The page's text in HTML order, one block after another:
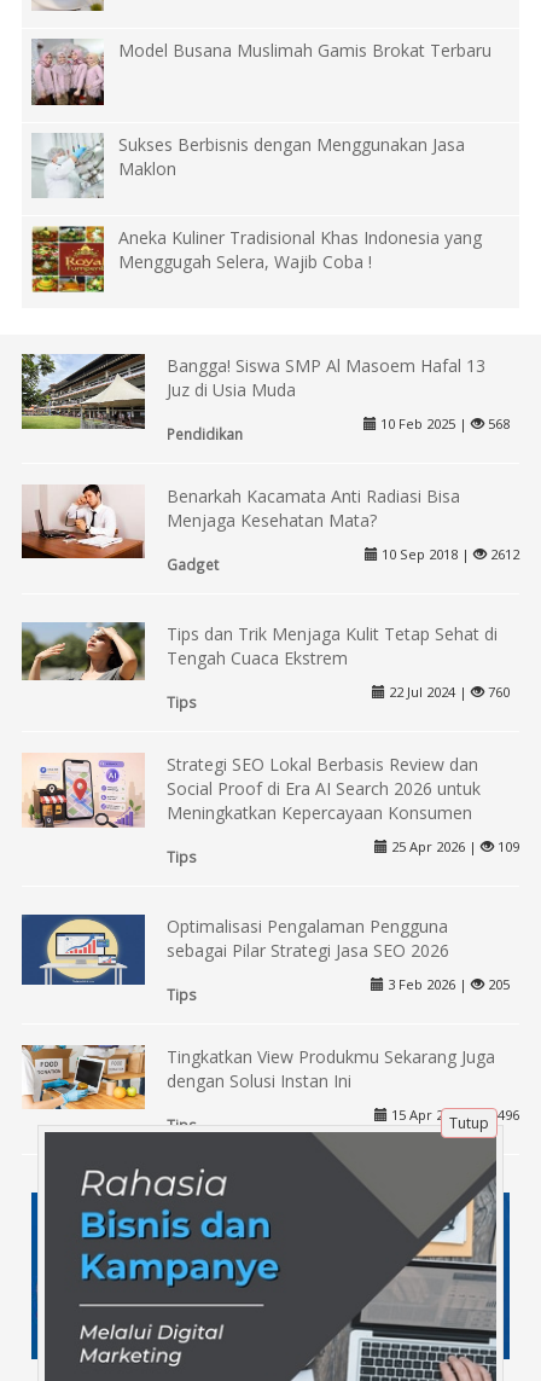
Model Busana Muslimah Gamis Brokat Terbaru
Sukses Berbisnis dengan Menggunakan Jasa
Maklon
Aneka Kuliner Tradisional Khas Indonesia yang
Menggugah Selera, Wajib Coba !
Bangga! Siswa SMP Al Masoem Hafal 13
Juz di Usia Muda
Pendidikan
10 Feb 2025 | 568
Benarkah Kacamata Anti Radiasi Bisa
Menjaga Kesehatan Mata?
Gadget
10 Sep 2018 | 2612
Tips dan Trik Menjaga Kulit Tetap Sehat di
Tengah Cuaca Ekstrem
Tips
22 Jul 2024 | 760
Strategi SEO Lokal Berbasis Review dan
Social Proof di Era AI Search 2026 untuk
Meningkatkan Kepercayaan Konsumen
Tips
25 Apr 2026 | 109
Optimalisasi Pengalaman Pengguna
sebagai Pilar Strategi Jasa SEO 2026
Tips
3 Feb 2026 | 205
Tingkatkan View Produkmu Sekarang Juga
dengan Solusi Instan Ini
Tips
15 Apr 2025 | 496
Tutup